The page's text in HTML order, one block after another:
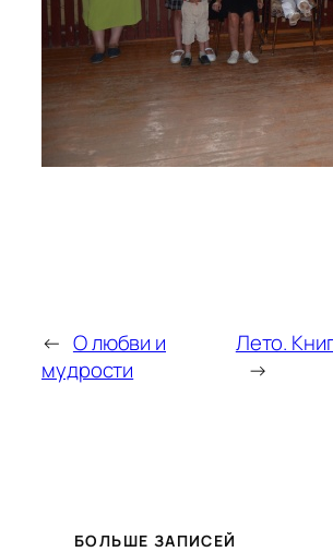
← О любви и
мудрости
Лето.
→
БОЛЬШЕ ЗАПИСЕЙ